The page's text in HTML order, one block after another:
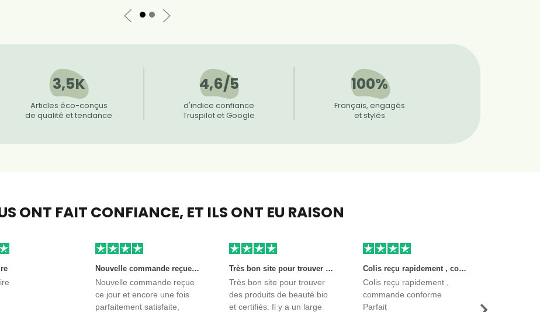
3,5K
Articles éco-conçus
de qualité et tendance
4,6/5
d'indice confiance
Truspilot et Google
100%
Français, engagés
et stylés
ONT FAIT CONFIANCE, ET ILS ONT EU RAISON
Nouvelle commande reçue ce jour et encore une fois parfaitement satisfaite, l'envoi est très rapide et les produits sont toujours conditionnés de manière personnalisés. L'avantage de commander auprès de créateurs indépendants.
Nouvelle commande reçue
ce jour et encore une fois
parfaitement satisfaite,
Très bon site pour trouver des produits de beauté bio et certifiés. Il y a un large choix. Les vendeurs sont des entreprises françaises qui propose aussi des produits de qualité et moins chers que ce qu’on peut trouver dans des magasins.
Très bon site pour trouver
des produits de beauté bio
et certifiés. Il y a un large
Colis reçu rapidement , commande conforme Parfait
Colis reçu rapidement ,
commande conforme
Parfait